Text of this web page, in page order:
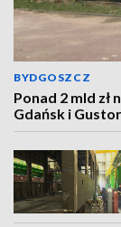
BYDGOSZCZ
Ponad 2 mld zł
Gdańsk i